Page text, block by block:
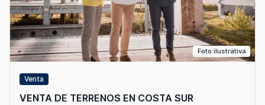
Foto ilustrativa
Venta
VENTA DE TERRENOS EN COSTA SUR